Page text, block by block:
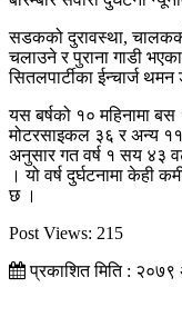
सडकको दुरावस्था,
चलाउने र पुराना गाडी
सितलपार्टीका ईन्चार्ज
यस बर्षको १० महिनामा
मोटरसाइकल ३६ र अन्य ११
अनुसार गत वर्ष १ सय ४३
। यो वर्ष दुर्घटनामा केही
छ ।
Post Views: 215
प्रकाशित मिति :